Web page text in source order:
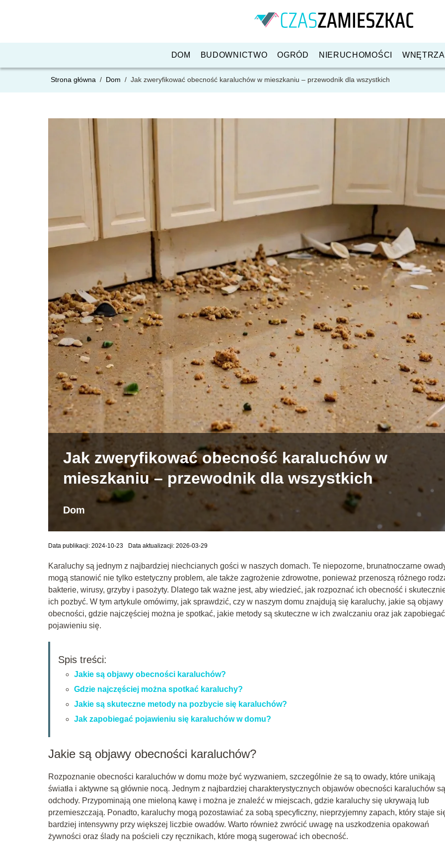
DOM BUDOWNICTWO OGRÓD NIERUCHOMOŚCI WNĘTRZA
Strona główna / Dom / Jak zweryfikować obecność karaluchów w mieszkaniu – przewodnik dla wszystkich
Jak zweryfikować obecność karaluchów w
mieszkaniu – przewodnik dla wszystkich
Dom
Data publikacji: 2024-10-23 Data aktualizacji: 2026-03-29
Karaluchy są jednym z najbardziej niechcianych gości w naszych domach. Te niepozorne, brunatnoczarne
mogą stanowić nie tylko estetyczny problem, ale także zagrożenie zdrowotne, ponieważ przenoszą różnego
bakterie, wirusy, grzyby i pasożyty. Dlatego tak ważne jest, aby wiedzieć, jak rozpoznać ich obecność i
ich pozbyć. W tym artykule omówimy, jak sprawdzić, czy w naszym domu znajdują się karaluchy, jakie są objawy
obecności, gdzie najczęściej można je spotkać, jakie metody są skuteczne w ich zwalczaniu oraz jak
pojawieniu się.
Spis treści:
Jakie są objawy obecności karaluchów?
Gdzie najczęściej można spotkać karaluchy?
Jakie są skuteczne metody na pozbycie się karaluchów?
Jak zapobiegać pojawieniu się karaluchów w domu?
Jakie są objawy obecności karaluchów?
Rozpoznanie obecności karaluchów w domu może być wyzwaniem, szczególnie że są to owady, które unikają
światła i aktywne są głównie nocą. Jednym z najbardziej charakterystycznych objawów obecności karaluchów
odchody. Przypominają one mieloną kawę i można je znaleźć w miejscach, gdzie karaluchy się ukrywają lub
przemieszczają. Ponadto, karaluchy mogą pozostawiać za sobą specyficzny, nieprzyjemny zapach, który staje
bardziej intensywny przy większej liczbie owadów. Warto również zwrócić uwagę na uszkodzenia opakowań
żywności oraz ślady na pościeli czy ręcznikach, które mogą sugerować ich obecność.